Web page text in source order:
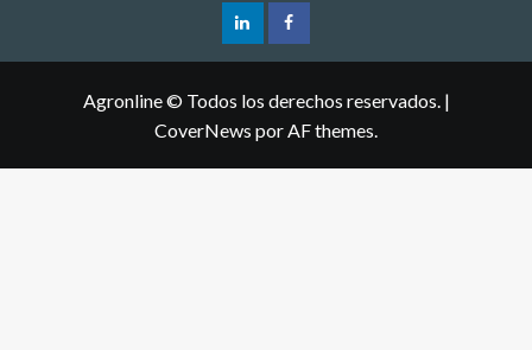
Agronline © Todos los derechos reservados. |
CoverNews por AF themes.